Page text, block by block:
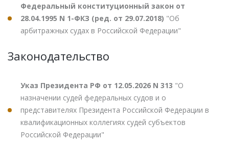
Федеральный конституционный закон от
28.04.1995 N 1-ФКЗ (ред. от 29.07.2018) "Об
арбитражных судах в Российской Федерации"
Законодательство
Указ Президента РФ от 12.05.2026 N 313 "О
назначении судей федеральных судов и о
представителях Президента Российской Федерации в
квалификационных коллегиях судей субъектов
Российской Федерации"